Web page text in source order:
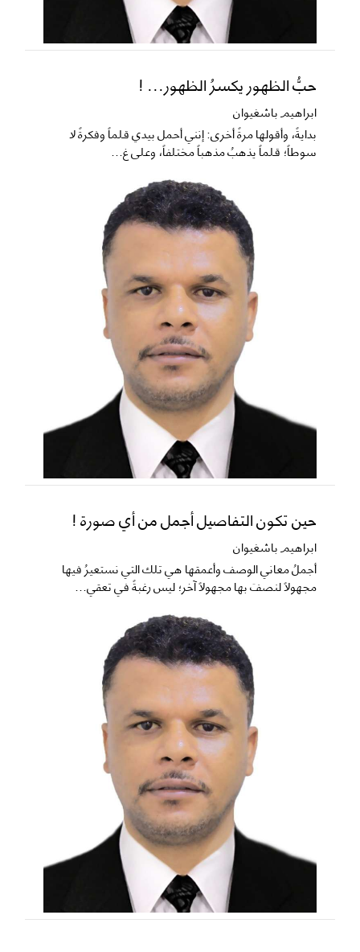
حبُّ الظهور يكسرُ الظهور... !
ابراهيم باشغيوان
​بدايةً، وأقولها مرةً أخرى: إنني أحمل بيدي قلماً وفكرةً لا
سوطاً؛ قلماً يذهبُ مذهباً مختلفاً، وعلى غ...
حين تكون التفاصيل أجمل من أي صورة !
ابراهيم باشغيوان
​أجملُ معاني الوصف وأعمقها هي تلك التي نستعيرُ فيها
مجهولاً لنصفَ بها مجهولاً آخر؛ ليس رغبةً في تعقي...